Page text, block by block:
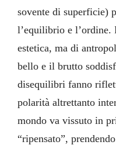
sovente di superficie)
l’equilibrio e
estetica, ma di
bello e il brutto
disequilibri fanno
polarità altrettanto
mondo va vissuto in
“ripensato”,